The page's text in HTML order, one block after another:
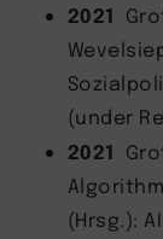
2021
(under
2021
(Hrsg.):